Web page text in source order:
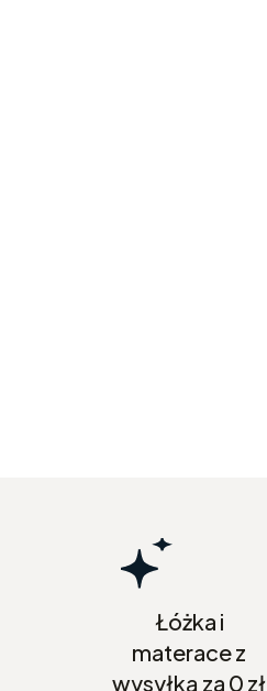
Łóżka i
materace z
wysyłką za 0 zł